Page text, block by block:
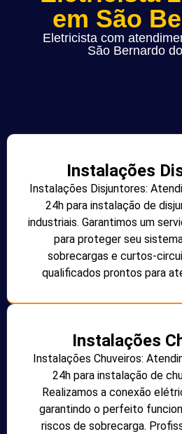
em São
Eletricista com
São Bernardo
Instalações
Instalações Disjuntores:
24h para instalação de
industriais. Garantimos um
para proteger seu
sobrecargas e curtos-
qualificados prontos para
Instalações
Instalações Chuveiros:
24h para instalação de
Realizamos a conexão
garantindo o perfeito
riscos de sobrecarga.